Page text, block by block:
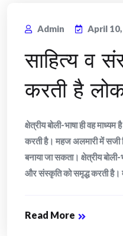
Admin April
साहित्य व
करती है
क्षेत्रीय बोली-भाषा ही वह
करती है। महज अलमारी में सजी
बनाया जा सकता। क्षेत्रीय बोली-
और संस्कृति को समृद्ध करती है।
Read More